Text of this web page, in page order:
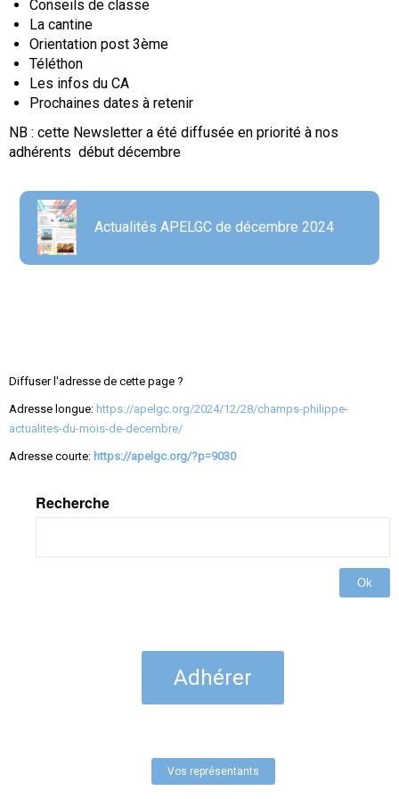
Conseils de classe
La cantine
Orientation post 3ème
Téléthon
Les infos du CA
Prochaines dates à retenir
NB : cette Newsletter a été diffusée en priorité à nos
adhérents début décembre
Actualités APELGC de décembre 2024
Diffuser l'adresse de cette page ?
Adresse longue: https://apelgc.org/2024/12/28/champs-philippe-
actualites-du-mois-de-decembre/
Adresse courte: https://apelgc.org/?p=9030
Recherche
Ok
Adhérer
Vos représentants